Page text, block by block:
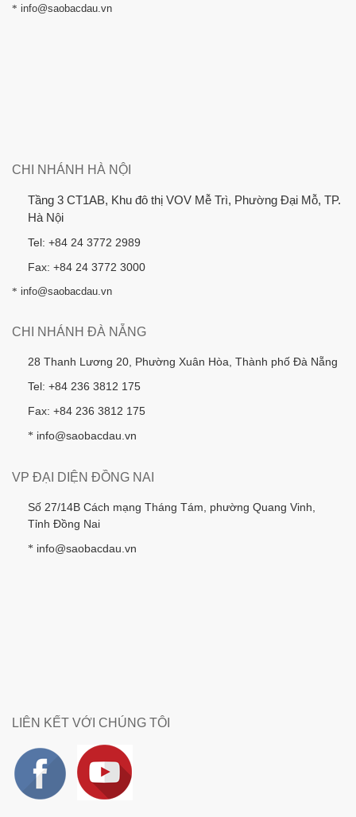
* info@saobacdau.vn
CHI NHÁNH HÀ NỘI
Tầng 3 CT1AB, Khu đô thị VOV Mễ Trì, Phường Đại Mỗ, TP.
Hà Nội
Tel: +84 24 3772 2989
Fax: +84 24 3772 3000
* info@saobacdau.vn
CHI NHÁNH ĐÀ NẴNG
28 Thanh Lương 20, Phường Xuân Hòa, Thành phố Đà Nẵng
Tel: +84 236 3812 175
Fax: +84 236 3812 175
* info@saobacdau.vn
VP ĐẠI DIỆN ĐỒNG NAI
Số 27/14B Cách mạng Tháng Tám, phường Quang Vinh,
Tỉnh Đồng Nai
* info@saobacdau.vn
LIÊN KẾT VỚI CHÚNG TÔI